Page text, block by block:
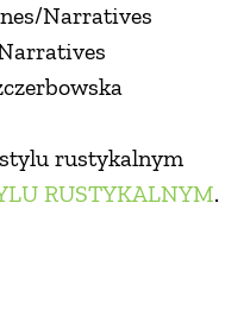
Narratives
rustykalnym
RUSTYKALNYM.